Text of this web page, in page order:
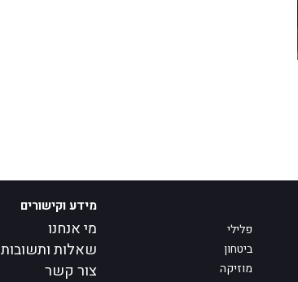
פלילי
ביטחון
מוזיקה
מידע וקישורים
מי אנחנו
שאלות ותשובות
צור קשר